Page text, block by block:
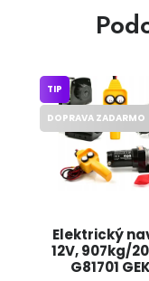
Elektrický
12V, 907kg/
G81701
TIP
DOPRAVA ZADARMO